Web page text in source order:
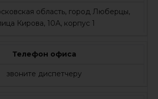
область, город Люберцы,
Кирова, 10А, корпус 1
Телефон офиса
звоните диспетчеру